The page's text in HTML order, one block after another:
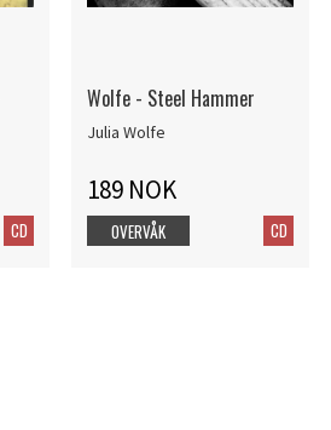
CD
Wolfe - Steel Hammer
Julia Wolfe
189 NOK
CD
OVERVÅK